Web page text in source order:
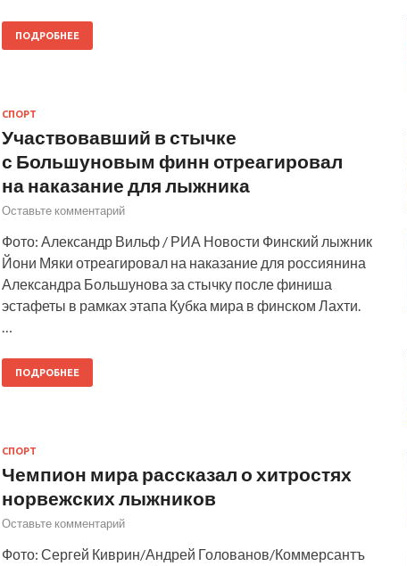
ПОДРОБНЕЕ
СПОРТ
Участвовавший в стычке
с Большуновым финн отреагировал
на наказание для лыжника
Оставьте комментарий
Фото: Александр Вильф / РИА Новости Финский лыжник
Йони Мяки отреагировал на наказание для россиянина
Александра Большунова за стычку после финиша
эстафеты в рамках этапа Кубка мира в финском Лахти.
…
ПОДРОБНЕЕ
СПОРТ
Чемпион мира рассказал о хитростях
норвежских лыжников
Оставьте комментарий
Фото: Сергей Киврин/Андрей Голованов/Коммерсантъ